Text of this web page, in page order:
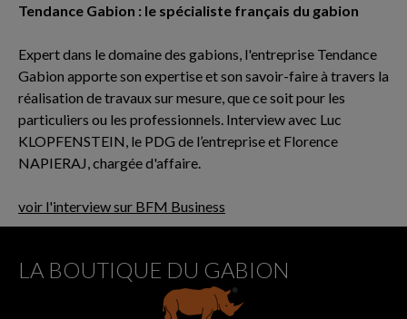
Tendance Gabion : le spécialiste français du gabion
Expert dans le domaine des gabions, l'entreprise Tendance
Gabion apporte son expertise et son savoir-faire à travers la
réalisation de travaux sur mesure, que ce soit pour les
particuliers ou les professionnels. Interview avec Luc
KLOPFENSTEIN, le PDG de l’entreprise et Florence
NAPIERAJ, chargée d'affaire.
voir l'interview sur BFM Business
LA BOUTIQUE DU GABION